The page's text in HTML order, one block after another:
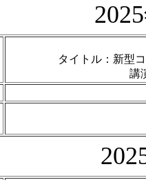
タイトル：新型
講